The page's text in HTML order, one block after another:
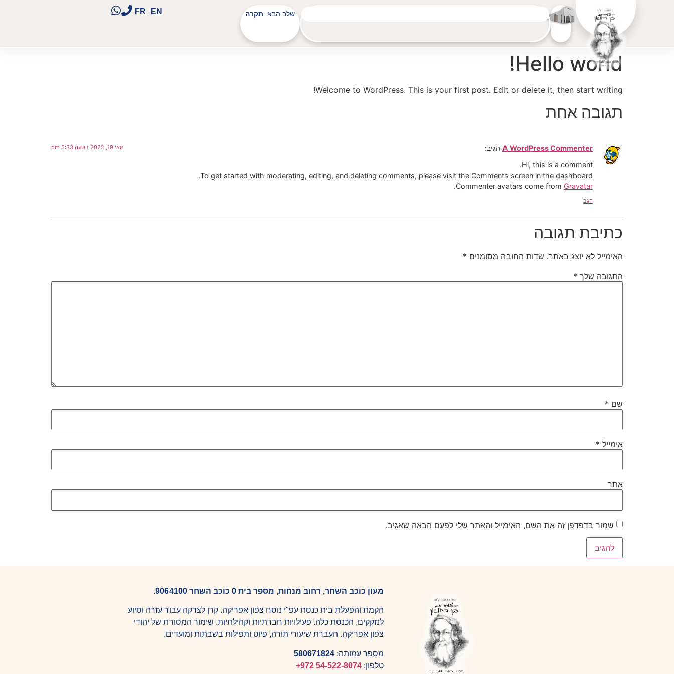
שלב הבא: תקרה FR EN
Hello world!
Welcome to WordPress. This is your first post. Edit or delete it, then start writing!
תגובה אחת
A WordPress Commenter הגיב: מאי 19, 2022 בשעה 5:33 pm
Hi, this is a comment.
To get started with moderating, editing, and deleting comments, please visit the Comments screen in the dashboard.
Commenter avatars come from Gravatar
.
הגב
כתיבת תגובה
האימייל לא יוצג באתר. שדות החובה מסומנים *
התגובה שלך *
שם *
אימייל *
אתר
שמור בדפדפן זה את השם, האימייל והאתר שלי לפעם הבאה שאגיב.
מעון כוכב השחר, רחוב מנחות, מספר בית 0 כוכב השחר 9064100.
הקמת והפעלת בית כנסת עפ"י נוסח צפון אפריקה. קרן לצדקה עבור עזרה וסיוע
לנזקקים, הכנסת כלה. פעילויות חברתיות וקהילתיות. שימור המסורת של יהודי
צפון אפריקה. העברת שיעורי תורה, פיוט ותפילות בשבתות ומועדים.
מספר עמותה: 580671824
טלפון: +972 54-522-8074